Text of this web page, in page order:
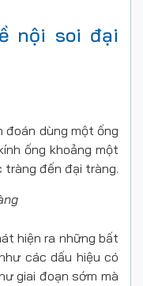
nội soi đại
đoán dùng một ống
ống khoảng một
đến đại tràng.
hiện ra những bất
các dấu hiệu có
giai đoạn sớm mà